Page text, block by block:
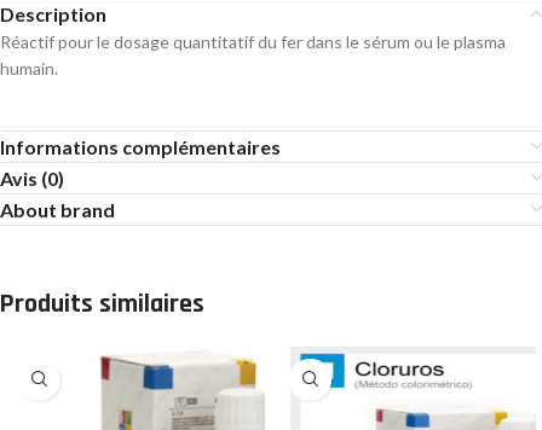
Description
Réactif pour le dosage quantitatif du fer dans le sérum ou le plasma
humain.
Informations complémentaires
Avis (0)
About brand
Produits similaires